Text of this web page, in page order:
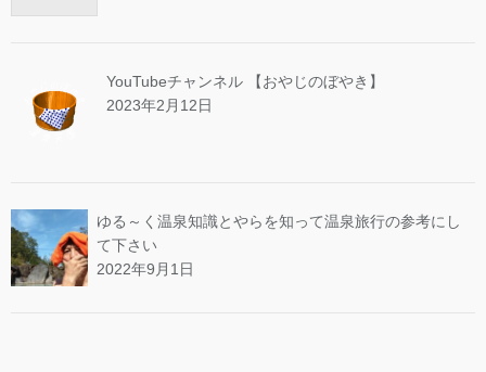
YouTubeチャンネル 【おやじのぼやき】
2023年2月12日
ゆる～く温泉知識とやらを知って温泉旅行の参考にし
て下さい
2022年9月1日